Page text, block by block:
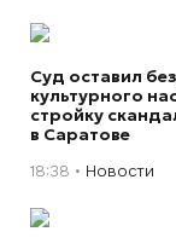
Суд оставил
культурного
стройку
в Саратове
18:38 Новости